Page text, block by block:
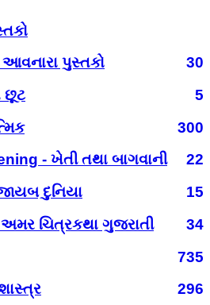
પુસ્તકો
30
છૂટ
5
300
- ખેતી તથા બાગવાની
22
દુનિયા
15
ચિત્રકથા ગુજરાતી
34
735
296